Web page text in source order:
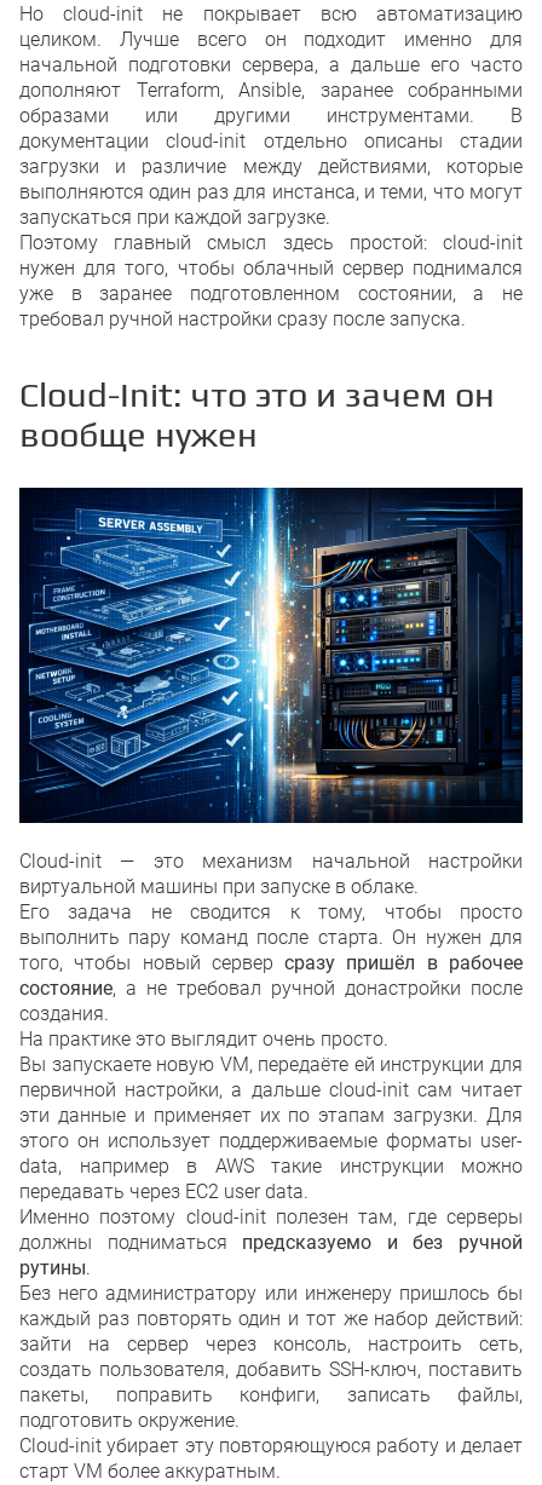
Но cloud-init не покрывает всю автоматизацию
целиком. Лучше всего он подходит именно для
начальной подготовки сервера, а дальше его часто
дополняют Terraform, Ansible, заранее собранными
образами или другими инструментами. В
документации cloud-init отдельно описаны стадии
загрузки и различие между действиями, которые
выполняются один раз для инстанса, и теми, что могут
запускаться при каждой загрузке.
Поэтому главный смысл здесь простой: cloud-init
нужен для того, чтобы облачный сервер поднимался
уже в заранее подготовленном состоянии, а не
требовал ручной настройки сразу после запуска.
Cloud-Init: что это и зачем он
вообще нужен
Cloud-init — это механизм начальной настройки
виртуальной машины при запуске в облаке.
Его задача не сводится к тому, чтобы просто
выполнить пару команд после старта. Он нужен для
того, чтобы новый серверсразу пришёл в рабочее
состояние, а не требовал ручной донастройки после
создания.
На практике это выглядит очень просто.
Вы запускаете новую VM, передаёте ей инструкции для
первичной настройки, а дальше cloud-init сам читает
эти данные и применяет их по этапам загрузки. Для
этого он использует поддерживаемые форматы user-
data, например в AWS такие инструкции можно
передавать через EC2 user data.
Именно поэтому cloud-init полезен там, где серверы
должны подниматься предсказуемо и без ручной
рутины.
Без него администратору или инженеру пришлось бы
каждый раз повторять один и тот же набор действий:
зайти на сервер через консоль, настроить сеть,
создать пользователя, добавить SSH-ключ, поставить
пакеты, поправить конфиги, записать файлы,
подготовить окружение.
Cloud-init убирает эту повторяющуюся работу и делает
старт VM более аккуратным.